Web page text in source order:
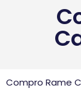
Compro Rame